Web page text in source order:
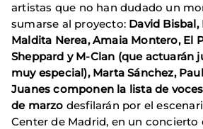
artistas que no han dudado un
sumarse al proyecto: David Bisbal,
Maldita Nerea, Amaia Montero, El
Sheppard y M-Clan (que actuarán
muy especial), Marta Sánchez,
Juanes componen la lista de voces
de marzo desfilarán por el
Center de Madrid, en un